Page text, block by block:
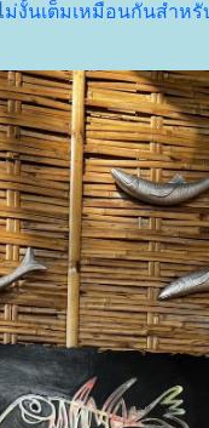
ม่งั้นเต็มเหมือนกันสำหรั